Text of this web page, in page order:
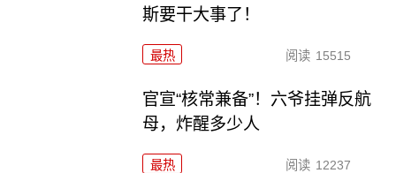
斯要干大事了！
最热 阅读 15515
官宣“核常兼备”！六爷挂弹反航
母，炸醒多少人
最热 阅读 12237